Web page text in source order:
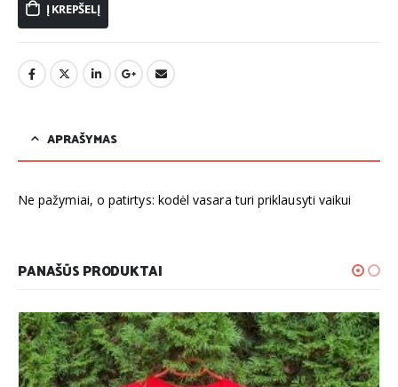
Į KREPŠELĮ
APRAŠYMAS
Ne pažymiai, o patirtys: kodėl vasara turi priklausyti vaikui
PANAŠŪS PRODUKTAI